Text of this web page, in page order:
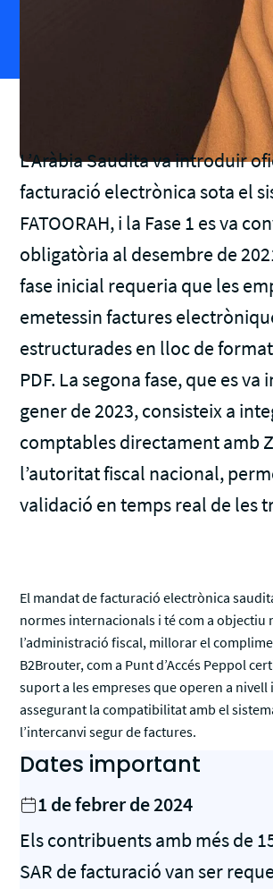
L’Aràbia Saudita va introduir
facturació electrònica sota el
FATOORAH, i la Fase 1 es va
obligatòria al desembre de
fase inicial requeria que les
emetessin factures
estructurades en lloc de
PDF. La segona fase, que es va
gener de 2023, consisteix a
comptables directament amb
l’autoritat fiscal nacional,
validació en temps real de les
El mandat de facturació electrònica
normes internacionals i té com a objectiu
l’administració fiscal, millorar el
B2Brouter, com a Punt d’Accés Peppol
suport a les empreses que operen a
assegurant la compatibilitat amb el
l’intercanvi segur de factures.
Dates important
1 de febrer de 2024
Els contribuents amb més de
SAR de facturació van ser